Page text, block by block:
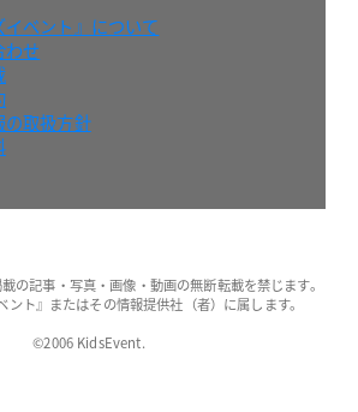
イベント』について
わせ
の取扱方針
の記事・写真・画像・動画の無断転載を禁じます。
ント』またはその情報提供社（者）に属します。
©2006 KidsEvent.